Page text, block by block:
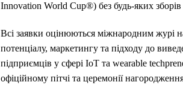
Innovation World Cup®) без будь-яких зборів
Всі заявки оцінюються міжнародним журі
потенціалу, маркетингу та підходу до
підприємців у сфері IoT та wearable
офіційному пітчі та церемонії